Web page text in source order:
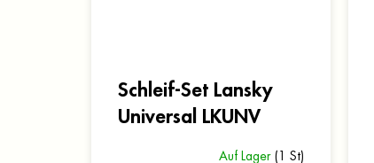
Schleif-Set Lansky
Universal LKUNV
Auf Lager (1 St)